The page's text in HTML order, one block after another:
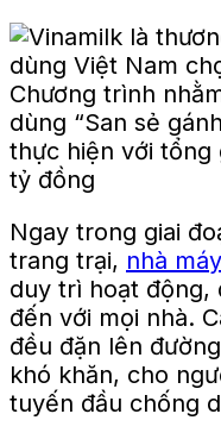
Chương trình
dùng “San sẻ
thực hiện với tổng
tỷ đồng
Ngay trong giai
trang trại, nhà máy
duy trì hoạt động,
đến với mọi nhà.
đều đặn lên
khó khăn, cho
tuyến đầu chống